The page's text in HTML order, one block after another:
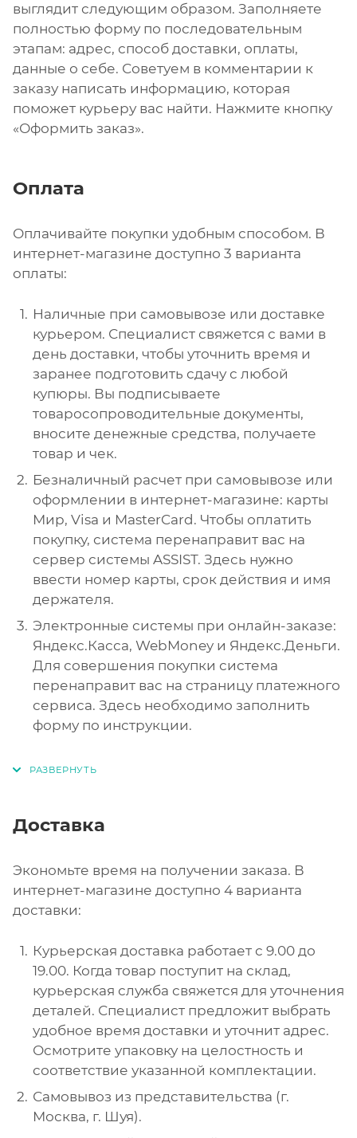
выглядит следующим образом. Заполняете
полностью форму по последовательным
этапам: адрес, способ доставки, оплаты,
данные о себе. Советуем в комментарии к
заказу написать информацию, которая
поможет курьеру вас найти. Нажмите кнопку
«Оформить заказ».
Оплата
Оплачивайте покупки удобным способом. В
интернет-магазине доступно 3 варианта
оплаты:
Наличные при самовывозе или доставке
курьером. Специалист свяжется с вами в
день доставки, чтобы уточнить время и
заранее подготовить сдачу с любой
купюры. Вы подписываете
товаросопроводительные документы,
вносите денежные средства, получаете
товар и чек.
Безналичный расчет при самовывозе или
оформлении в интернет-магазине: карты
Мир, Visa и MasterCard. Чтобы оплатить
покупку, система перенаправит вас на
сервер системы ASSIST. Здесь нужно
ввести номер карты, срок действия и имя
держателя.
Электронные системы при онлайн-заказе:
Яндекс.Касса, WebMoney и Яндекс.Деньги.
Для совершения покупки система
перенаправит вас на страницу платежного
сервиса. Здесь необходимо заполнить
форму по инструкции.
Доставка
Экономьте время на получении заказа. В
интернет-магазине доступно 4 варианта
доставки:
Курьерская доставка работает с 9.00 до
19.00. Когда товар поступит на склад,
курьерская служба свяжется для уточнения
деталей. Специалист предложит выбрать
удобное время доставки и уточнит адрес.
Осмотрите упаковку на целостность и
соответствие указанной комплектации.
Самовывоз из представительства (г.
Москва, г. Шуя).